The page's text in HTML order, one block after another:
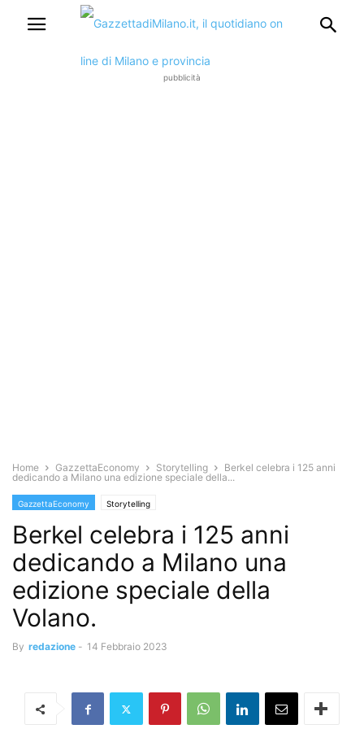
pubblicità
Home GazzettaEconomy Storytelling
Berkel celebra i 125 anni
dedicando a Milano una edizione speciale della...
GazzettaEconomy Storytelling
Berkel celebra i 125 anni
dedicando a Milano una
edizione speciale della
Volano.
By redazione - 14 Febbraio 2023